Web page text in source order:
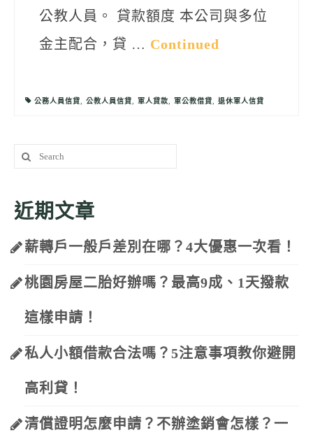
公教人員。 貸款額度 本公司與多位
金主配合，貸 … Continued
公務人員信貸, 公教人員信貸, 軍人貸款, 軍公教借貸, 退休軍人信貸
Search
for:
近期文章
薪轉戶一般戶差別在哪？4大優惠一次看！
桃園房屋二胎好辦嗎？最高9成、1天撥款
這樣申請！
私人小額借款合法嗎？5注意事項教你避開
高利貸！
清償證明怎麼申請？不辦塗銷會怎樣？一